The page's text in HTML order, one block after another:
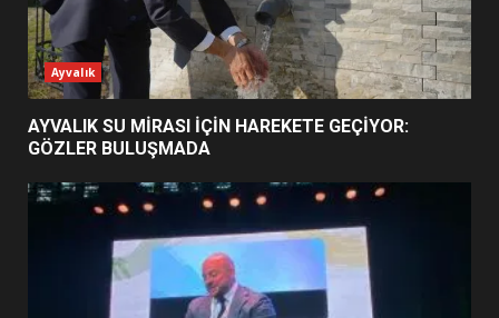
2
ESA 2026’DA TÜRK BAHARATI
NEYİ TEMSİL ETTİ?
EİB’DE KRİTİK ATAMA:
SÜRDÜRÜLEBİLİRLİKTE NE
DEĞİŞECEK?
Ayvalık
AYVALIK SU MİRASI İÇİN HAREKETE GEÇİYOR:
GÖZLER BULUŞMADA